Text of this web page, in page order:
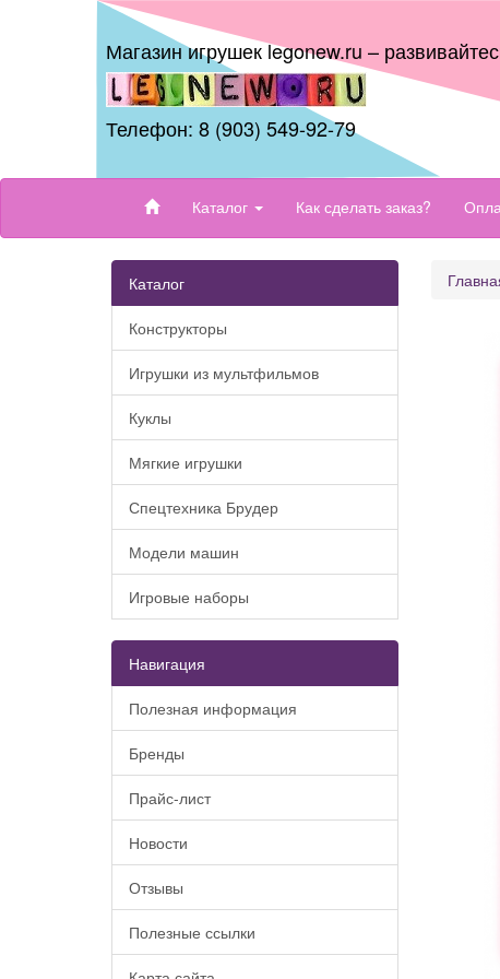
Магазин игрушек legonew.ru –
Телефон: 8 (903) 549-92-79
Каталог Как сделать заказ?
Каталог
Конструкторы
Игрушки из мультфильмов
Куклы
Мягкие игрушки
Спецтехника Брудер
Модели машин
Игровые наборы
Навигация
Полезная информация
Бренды
Прайс-лист
Новости
Отзывы
Полезные ссылки